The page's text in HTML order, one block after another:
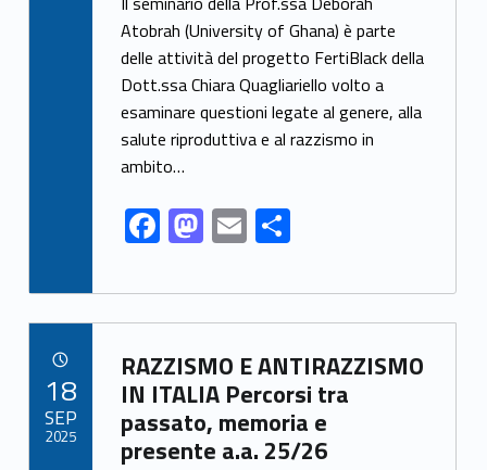
e
b
o
o
k
to
d
o
n
ai
l
ar
e
Atobrah (University of Ghana) è parte
delle attività del progetto FertiBlack della
Dott.ssa Chiara Quagliariello volto a
esaminare questioni legate al genere, alla
salute riproduttiva e al razzismo in
ambito…
F
ac
e
b
o
o
k
M
as
to
d
o
n
E
m
ai
l
S
ar
e
Link identifier archive #link-archive-53939
RAZZISMO E ANTIRAZZISMO
IN ITALIA Percorsi tra
passato, memoria e
presente a.a. 25/26
18
SEP
2025